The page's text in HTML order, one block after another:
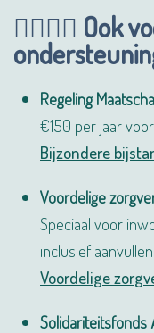
🧍‍♂️🧍‍♀️ Ook
Regeling
€150 per jaar
Bijzondere
Voordelige
Speciaal voor
inclusief
Voordelige
Solidariteitsfonds